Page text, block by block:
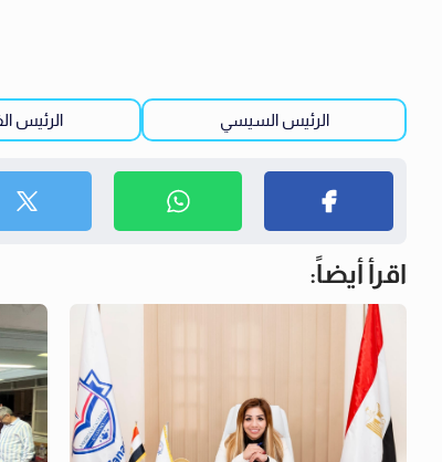
الرئيس السيسي الرئيس
اقرأ أيضاً: